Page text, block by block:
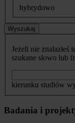
hybrydowo
Wyszukaj
Jeżeli nie znalazłeś
szukane słowo lub
kierunku studiów
Badania i